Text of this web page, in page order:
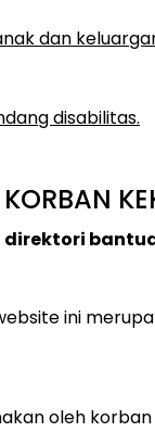
dan
disabilitas.
ini
oleh